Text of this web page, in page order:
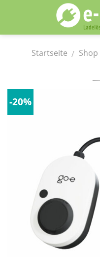
Startseite / Shop
-20%